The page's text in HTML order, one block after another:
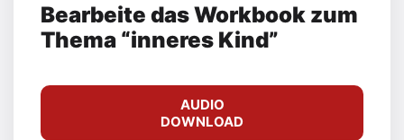
Bearbeite das Workbook zum
Thema “inneres Kind”
AUDIO
DOWNLOAD